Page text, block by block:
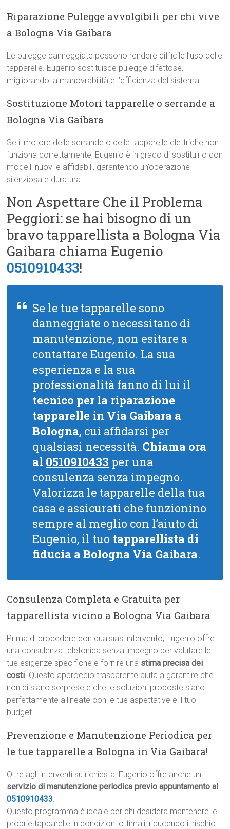
Riparazione Pulegge avvolgibili per chi vive
a Bologna Via Gaibara
Le pulegge danneggiate possono rendere difficile l’uso delle
tapparelle. Eugenio sostituisce pulegge difettose,
migliorando la manovrabilità e l’efficienza del sistema.
Sostituzione Motori tapparelle o serrande a
Bologna Via Gaibara
Se il motore delle serrande o delle tapparelle elettriche non
funziona correttamente, Eugenio è in grado di sostituirlo con
modelli nuovi e affidabili, garantendo un’operazione
silenziosa e duratura.
Non Aspettare Che il Problema
Peggiori: se hai bisogno di un
bravo tapparellista a Bologna Via
Gaibara chiama Eugenio
0510910433!
Se le tue tapparelle sono
danneggiate o necessitano di
manutenzione, non esitare a
contattare Eugenio. La sua
esperienza e la sua
professionalità fanno di lui il
tecnico per la riparazione
tapparelle in Via Gaibara a
Bologna, cui affidarsi per
qualsiasi necessità. Chiama ora
al 0510910433 per una
consulenza senza impegno.
Valorizza le tapparelle della tua
casa e assicurati che funzionino
sempre al meglio con l’aiuto di
Eugenio, il tuo tapparellista di
fiducia a Bologna Via Gaibara.
Consulenza Completa e Gratuita per
tapparellista vicino a Bologna Via Gaibara
Prima di procedere con qualsiasi intervento, Eugenio offre
una consulenza telefonica senza impegno per valutare le
tue esigenze specifiche e fornire una stima precisa dei
costi. Questo approccio trasparente aiuta a garantire che
non ci siano sorprese e che le soluzioni proposte siano
perfettamente allineate con le tue aspettative e il tuo
budget.
Prevenzione e Manutenzione Periodica per
le tue tapparelle a Bologna in Via Gaibara!
Oltre agli interventi su richiesta, Eugenio offre anche un
servizio di manutenzione periodica previo appuntamento al
0510910433.
Questo programma è ideale per chi desidera mantenere le
proprie tapparelle in condizioni ottimali, riducendo il rischio